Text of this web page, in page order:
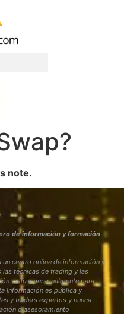
note.
de información y formación
centro online de información y
técnicas de trading y las
utiliza personalmente para
Información es pública y
y traders expertos y nunca
o asesoramiento